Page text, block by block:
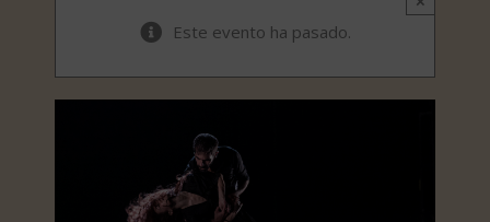
Este evento ha pasado.